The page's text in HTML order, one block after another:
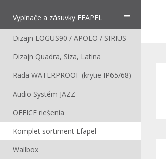
Vypínače a zásuvky EFAPEL
Dizajn LOGUS90 / APOLO / SIRIUS
Dizajn Quadra, Siza, Latina
Rada WATERPROOF (krytie IP65/68)
Audio Systém JAZZ
OFFICE riešenia
Komplet sortiment Efapel
Wallbox